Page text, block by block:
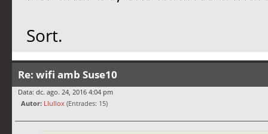
Sort.
Re: wifi amb Suse10
Data: dc. ago. 24, 2016 4:04 pm
Autor: Llullox (Entrades: 15)